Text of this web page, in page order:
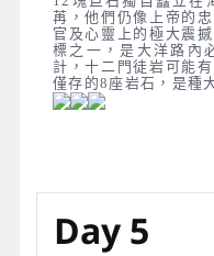
苒，他們仍像上帝的
官及心靈上的極大震
標之一，是大洋路內
計，十二門徒岩可能
僅存的8座岩石，是種
Day 5